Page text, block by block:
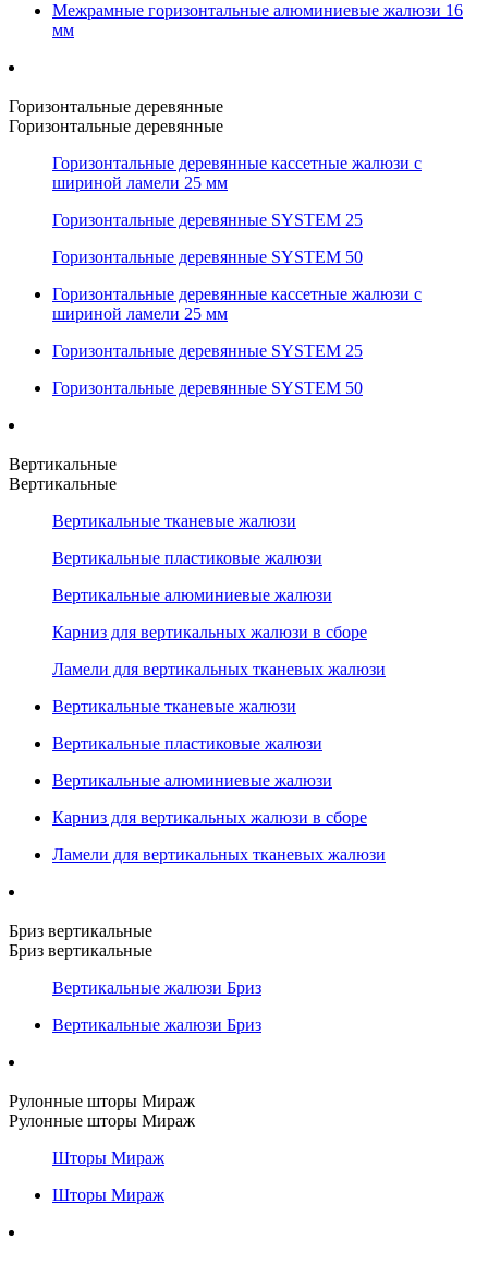
Межрамные горизонтальные алюминиевые жалюзи 16
мм
Горизонтальные деревянные
Горизонтальные деревянные
Горизонтальные деревянные кассетные жалюзи с
шириной ламели 25 мм
Горизонтальные деревянные SYSTEM 25
Горизонтальные деревянные SYSTEM 50
Горизонтальные деревянные кассетные жалюзи с
шириной ламели 25 мм
Горизонтальные деревянные SYSTEM 25
Горизонтальные деревянные SYSTEM 50
Вертикальные
Вертикальные
Вертикальные тканевые жалюзи
Вертикальные пластиковые жалюзи
Вертикальные алюминиевые жалюзи
Карниз для вертикальных жалюзи в сборе
Ламели для вертикальных тканевых жалюзи
Вертикальные тканевые жалюзи
Вертикальные пластиковые жалюзи
Вертикальные алюминиевые жалюзи
Карниз для вертикальных жалюзи в сборе
Ламели для вертикальных тканевых жалюзи
Бриз вертикальные
Бриз вертикальные
Вертикальные жалюзи Бриз
Вертикальные жалюзи Бриз
Рулонные шторы Мираж
Рулонные шторы Мираж
Шторы Мираж
Шторы Мираж